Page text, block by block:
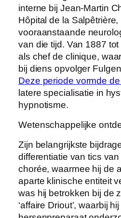
interne bij Jean-Martin
Hôpital de la
vooraanstaande
van die tijd. Van 1887
als chef de clinique,
bij diens opvolger
Deze periode vormde
latere specialisatie in
hypnotisme.
Wetenschappelijke
Zijn belangrijkste
differentiatie van tics
chorée, waarmee hij de
aparte klinische entiteit
was hij betrokken bij de
‘affaire Driout’, waarbij